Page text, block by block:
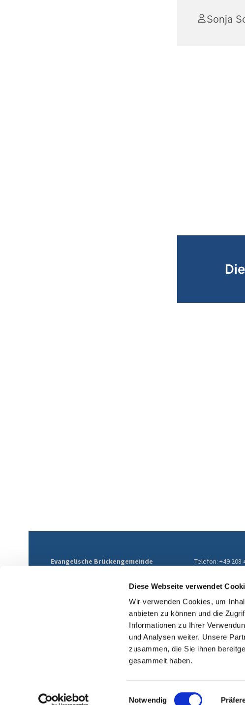
Diese Webseite verwendet
Wir verwenden Cookies, um
anbieten zu können und die
Informationen zu Ihrer
und Analysen weiter. Unsere
zusammen, die Sie ihnen
gesammelt haben.
Einwilligungsauswahl
Notwendig
Sonja
Evangelische Brückengemeinde
Telefon: +49 208
ev-